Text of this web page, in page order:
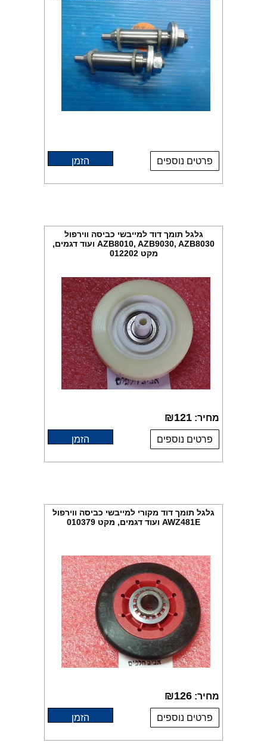
פרטים נוספים הזמן
גלגל תומך דוד למייבשי כביסה ווירפול
AZB8010, AZB9030, AZB8030 ועוד דגמים,
מקט 012202
מחיר: ₪121
פרטים נוספים הזמן
גלגל תומך דוד מקורי למייבשי כביסה ווירפול
AWZ481E ועוד דגמים, מקט 010379
מחיר: ₪126
פרטים נוספים הזמן